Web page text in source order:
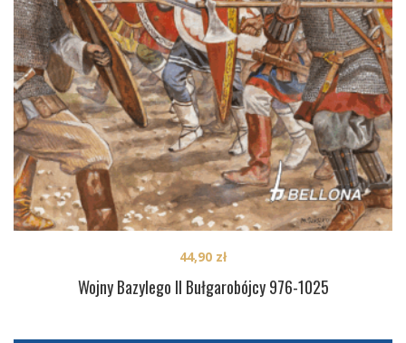
Wojny Bazylego II Bułgarobójcy 976-1025
44,90 zł